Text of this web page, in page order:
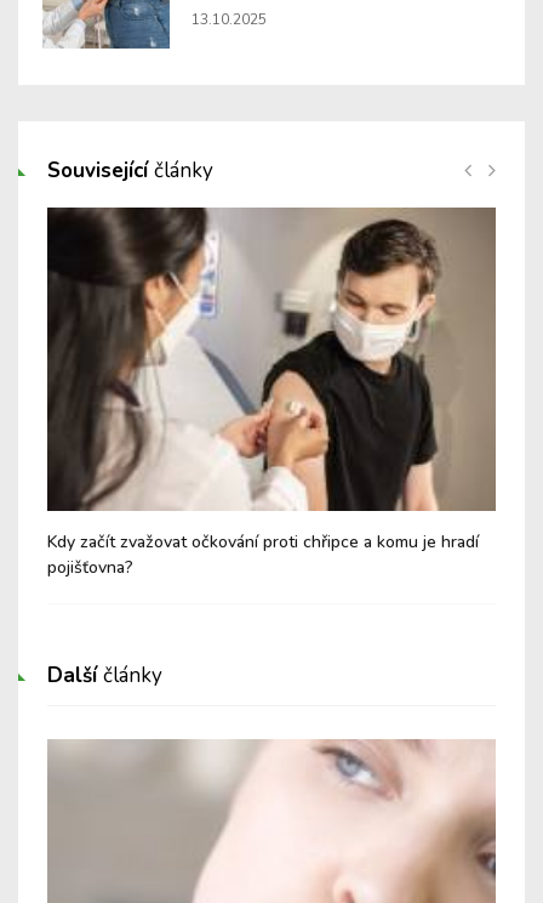
13.10.2025
Souvisejícíčlánky
Kdy začít zvažovat očkování proti chřipce a komu je hradí
pojišťovna?
Dalšíčlánky